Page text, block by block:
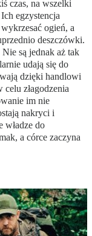
czas, na wszelki
egzystencja
ogień, a
deszczówki.
są jednak aż tak
udają się do
dzięki handlowi
złagodzenia
im nie
nakryci i
władze do
a córce zaczyna